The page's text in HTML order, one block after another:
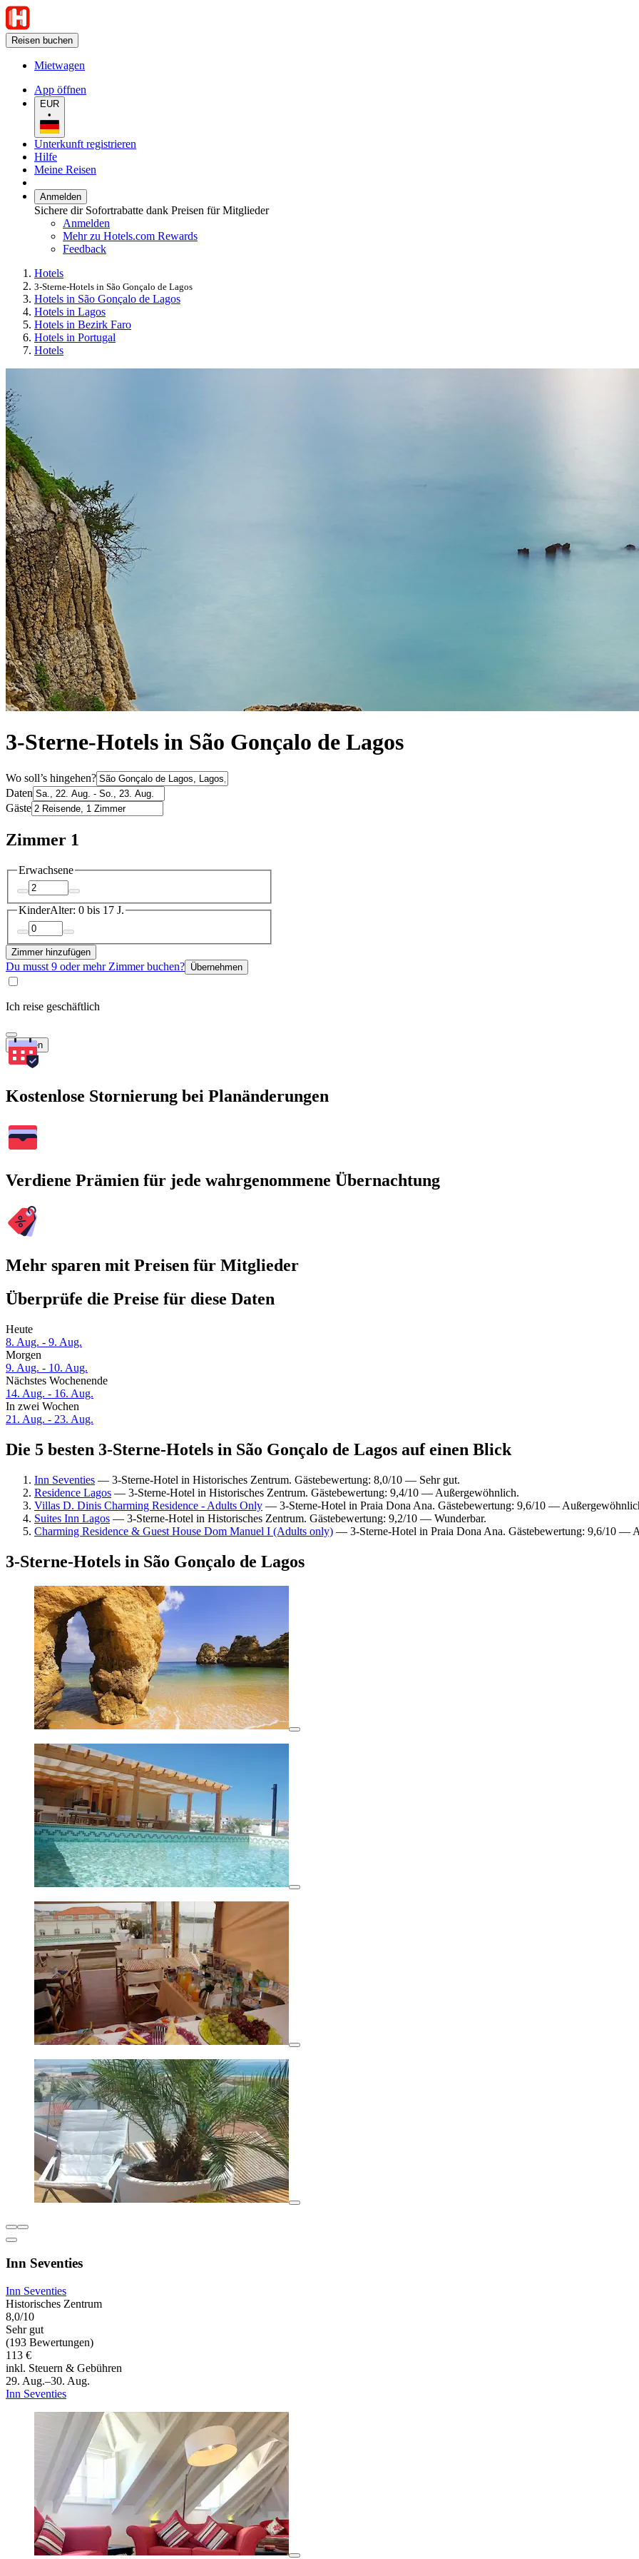
Reisen buchen
Mietwagen
App öffnen
EUR
•
Unterkunft registrieren
Hilfe
Meine Reisen
Anmelden
Sichere dir Sofortrabatte dank Preisen für Mitglieder
Anmelden
Mehr zu Hotels.com Rewards
Feedback
Hotels
3-Sterne-Hotels in São Gonçalo de Lagos
Hotels in São Gonçalo de Lagos
Hotels in Lagos
Hotels in Bezirk Faro
Hotels in Portugal
Hotels
3-Sterne-Hotels in São Gonçalo de Lagos
Wo soll’s hingehen?
Daten
Gäste
Zimmer 1
Erwachsene
KinderAlter: 0 bis 17 J.
Zimmer hinzufügen
Du musst 9 oder mehr Zimmer buchen? Übernehmen
Ich reise geschäftlich
Suchen
Kostenlose Stornierung bei Planänderungen
Verdiene Prämien für jede wahrgenommene Übernachtung
Mehr sparen mit Preisen für Mitglieder
Überprüfe die Preise für diese Daten
Heute
8. Aug. - 9. Aug.
Morgen
9. Aug. - 10. Aug.
Nächstes Wochenende
14. Aug. - 16. Aug.
In zwei Wochen
21. Aug. - 23. Aug.
Die 5 besten 3-Sterne-Hotels in São Gonçalo de Lagos auf einen Blick
Inn Seventies — 3-Sterne-Hotel in Historisches Zentrum. Gästebewertung: 8,0/10 — Sehr gut.
Residence Lagos — 3-Sterne-Hotel in Historisches Zentrum. Gästebewertung: 9,4/10 — Außergewöhnlich.
Villas D. Dinis Charming Residence - Adults Only — 3-Sterne-Hotel in Praia Dona Ana. Gästebewertung: 9,6/10 —
Suites Inn Lagos — 3-Sterne-Hotel in Historisches Zentrum. Gästebewertung: 9,2/10 — Wunderbar.
Charming Residence & Guest House Dom Manuel I (Adults only) — 3-Sterne-Hotel in Praia Dona Ana. Gästebewertung: 9,6/10 —
3-Sterne-Hotels in São Gonçalo de Lagos
Inn Seventies
Inn Seventies
Historisches Zentrum
8,0/10
Sehr gut
(193 Bewertungen)
113 €
inkl. Steuern & Gebühren
29. Aug.–30. Aug.
Inn Seventies